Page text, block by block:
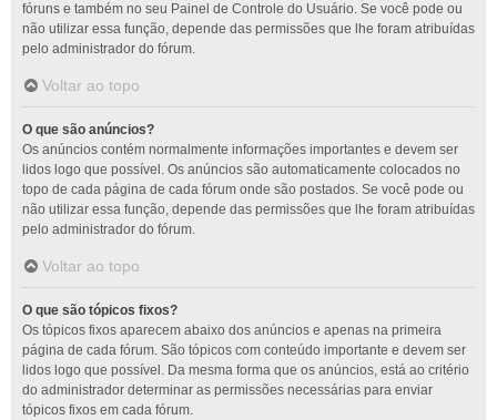
fóruns e também no seu Painel de Controle do Usuário. Se você pode ou
não utilizar essa função, depende das permissões que lhe foram atribuídas
pelo administrador do fórum.
Voltar ao topo
O que são anúncios?
Os anúncios contém normalmente informações importantes e devem ser
lidos logo que possível. Os anúncios são automaticamente colocados no
topo de cada página de cada fórum onde são postados. Se você pode ou
não utilizar essa função, depende das permissões que lhe foram atribuídas
pelo administrador do fórum.
Voltar ao topo
O que são tópicos fixos?
Os tópicos fixos aparecem abaixo dos anúncios e apenas na primeira
página de cada fórum. São tópicos com conteúdo importante e devem ser
lidos logo que possível. Da mesma forma que os anúncios, está ao critério
do administrador determinar as permissões necessárias para enviar
tópicos fixos em cada fórum.